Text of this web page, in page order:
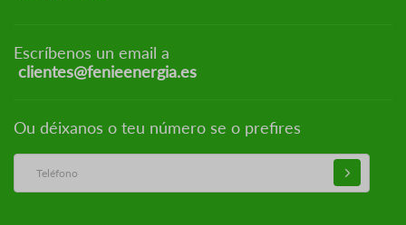
Escríbenos un email a
clientes@fenieenergia.es
Ou déixanos o teu número se o prefires